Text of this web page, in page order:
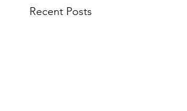
Recent Posts